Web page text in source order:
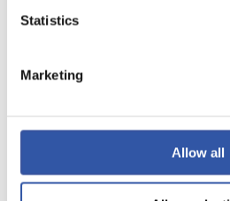
Statistics
Marketing
Allow all
オフィシャルパ
TOYOTAと